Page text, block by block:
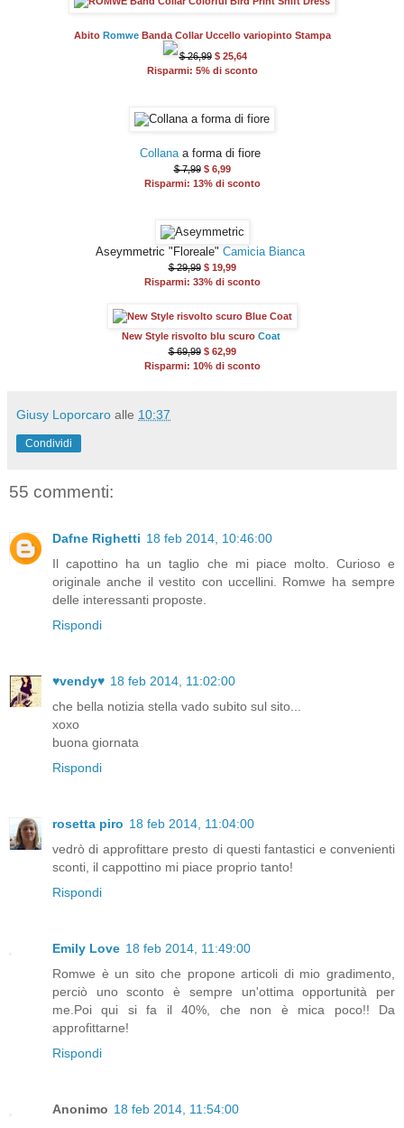
Abito RomweBanda Collar Uccello variopinto Stampa
$ 26,99 $ 25,64
Risparmi: 5% di sconto
Collanaa forma di fiore
$ 7,99 $ 6,99
Risparmi: 13% di sconto
Aseymmetric "Floreale" Camicia Bianca
$ 29,99 $ 19,99
Risparmi: 33% di sconto
New Style risvolto blu scuro Coat
$ 69,99 $ 62,99
Risparmi: 10% di sconto
Giusy Loporcaro alle 10:37
Condividi
55 commenti:
Dafne Righetti 18 feb 2014, 10:46:00
Il capottino ha un taglio che mi piace molto. Curioso e
originale anche il vestito con uccellini. Romwe ha sempre
delle interessanti proposte.
Rispondi
♥vendy♥ 18 feb 2014, 11:02:00
che bella notizia stella vado subito sul sito...
xoxo
buona giornata
Rispondi
rosetta piro 18 feb 2014, 11:04:00
vedrò di approfittare presto di questi fantastici e convenienti
sconti, il cappottino mi piace proprio tanto!
Rispondi
Emily Love 18 feb 2014, 11:49:00
Romwe è un sito che propone articoli di mio gradimento,
perciò uno sconto è sempre un'ottima opportunità per
me.Poi qui si fa il 40%, che non è mica poco!! Da
approfittarne!
Rispondi
Anonimo 18 feb 2014, 11:54:00